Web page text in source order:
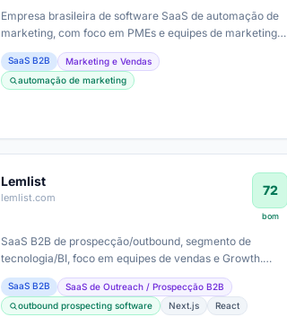
Empresa brasileira de software SaaS de automação de
marketing, com foco em PMEs e equipes de marketing e
vendas. Nicho de Martech com longo…
SaaS B2B
Marketing e Vendas
automação de marketing
Lemlist
lemlist.com 72
bom
SaaS B2B de prospecção/outbound, segmento de
tecnologia/BI, foco em equipes de vendas e Growth.
Provável modelo de negócios pago com…
SaaS B2B
SaaS de Outreach / Prospecção B2B
outbound prospecting software
Next.js React